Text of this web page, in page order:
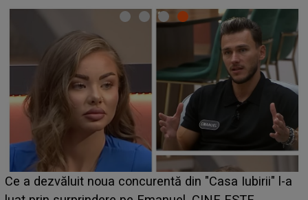
Ce a dezvăluit noua concurentă din "Casa Iubirii" l-a